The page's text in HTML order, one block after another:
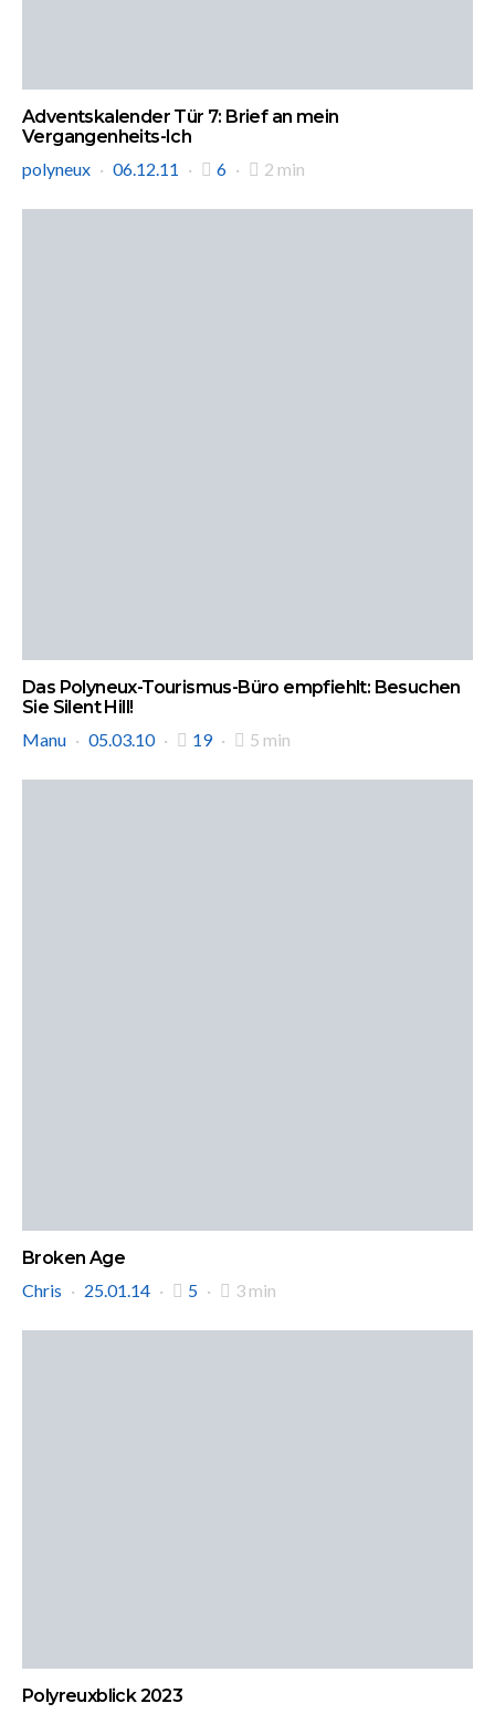
Adventskalender Tür 7: Brief an mein
Vergangenheits-Ich
polyneux
06.12.11 6 2 min
Das Polyneux-Tourismus-Büro empfiehlt: Besuchen
Sie Silent Hill!
Manu
05.03.10 19 5 min
Broken Age
Chris
25.01.14 5 3 min
Polyreuxblick 2023